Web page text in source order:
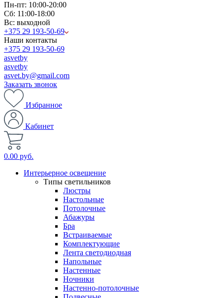
Пн-пт: 10:00-20:00
Сб: 11:00-18:00
Вс: выходной
+375 29 193-50-69
Наши контакты
+375 29 193-50-69
asvetby
asvetby
asvet.by@gmail.com
Заказать звонок
Избранное
Кабинет
0.00 руб.
Интерьерное освещение
Типы светильников
Люстры
Настольные
Потолочные
Абажуры
Бра
Встраиваемые
Комплектующие
Лента светодиодная
Напольные
Настенные
Ночники
Настенно-потолочные